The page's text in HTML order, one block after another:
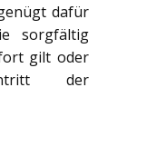
dafür
sorgfältig
gilt oder
der